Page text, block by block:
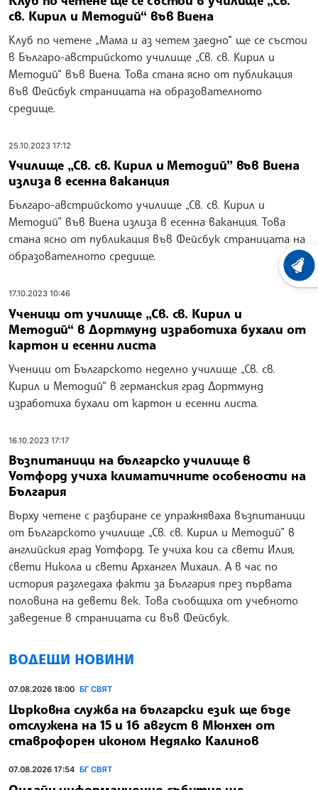
св. Кирил и Методий“ във Виена
Клуб по четене „Мама и аз четем заедно“ ще се състои
в Българо-австрийското училище „Св. св. Кирил и
Методий“ във Виена. Това стана ясно от публикация
във Фейсбук страницата на образователното
средище.
25.10.2023 17:12
Училище „Св. св. Кирил и Методий” във Виена
излиза в есенна ваканция
Българо-австрийското училище „Св. св. Кирил и
Методий” във Виена излиза в есенна ваканция. Това
стана ясно от публикация във Фейсбук страницата на
образователното средище.
17.10.2023 10:46
Ученици от училище „Св. св. Кирил и
Методий“ в Дортмунд изработиха бухали от
картон и есенни листа
Ученици от Българското неделно училище „Св. св.
Кирил и Методий“ в германския град Дортмунд
изработиха бухали от картон и есенни листа.
16.10.2023 17:17
Възпитаници на българско училище в
Уотфорд учиха климатичните особености на
България
Върху четене с разбиране се упражняваха възпитаници
от Българското училище „Св. св. Кирил и Методий” в
английския град Уотфорд. Те учиха кои са свети Илия,
свети Никола и свети Архангел Михаил. А в час по
история разгледаха факти за България през първата
половина на девети век. Това съобщиха от учебното
заведение в страницата си във Фейсбук.
ВОДЕЩИ НОВИНИ
07.08.2026 18:00 БГ СВЯТ
Църковна служба на български език ще бъде
отслужена на 15 и 16 август в Мюнхен от
ставрофорен иконом Недялко Калинов
07.08.2026 17:54 БГ СВЯТ